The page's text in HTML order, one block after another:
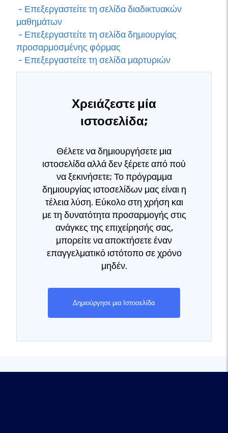
- Επεξεργαστείτε τη σελίδα διαδικτυακών
μαθημάτων
- Επεξεργαστείτε τη σελίδα δημιουργίας
προσαρμοσμένης φόρμας
- Επεξεργαστείτε τη σελίδα μαρτυριών
Χρειάζεστε μία
ιστοσελίδα;
Θέλετε να δημιουργήσετε μια
ιστοσελίδα αλλά δεν ξέρετε από πού
να ξεκινήσετε; Το πρόγραμμα
δημιουργίας ιστοσελίδων μας είναι η
τέλεια λύση. Εύκολο στη χρήση και
με τη δυνατότητα προσαρμογής στις
ανάγκες της επιχείρησής σας,
μπορείτε να αποκτήσετε έναν
επαγγελματικό ιστότοπο σε χρόνο
μηδέν.
Δημιούργησε μια Ιστοσελίδα